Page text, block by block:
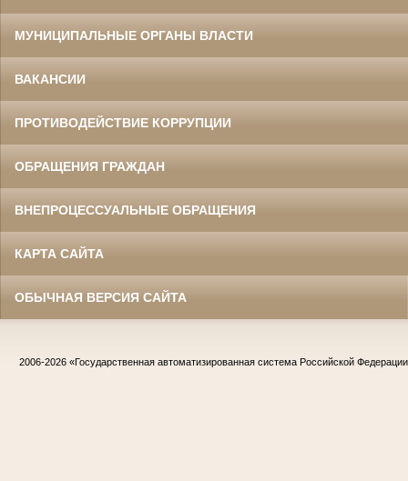
МУНИЦИПАЛЬНЫЕ ОРГАНЫ ВЛАСТИ
ВАКАНСИИ
ПРОТИВОДЕЙСТВИЕ КОРРУПЦИИ
ОБРАЩЕНИЯ ГРАЖДАН
ВНЕПРОЦЕССУАЛЬНЫЕ ОБРАЩЕНИЯ
КАРТА САЙТА
ОБЫЧНАЯ ВЕРСИЯ САЙТА
2006-2026 «Государственная автоматизированная система Российской